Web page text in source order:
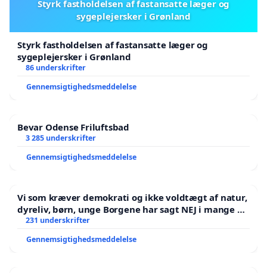
Styrk fastholdelsen af fastansatte læger og
sygeplejersker i Grønland
Styrk fastholdelsen af fastansatte læger og
sygeplejersker i Grønland
86 underskrifter
Gennemsigtighedsmeddelelse
Bevar Odense Friluftsbad
3 285 underskrifter
Gennemsigtighedsmeddelelse
Vi som kræver demokrati og ikke voldtægt af natur,
dyreliv, børn, unge Borgene har sagt NEJ i mange år.
Der er
231 underskrifter
Gennemsigtighedsmeddelelse